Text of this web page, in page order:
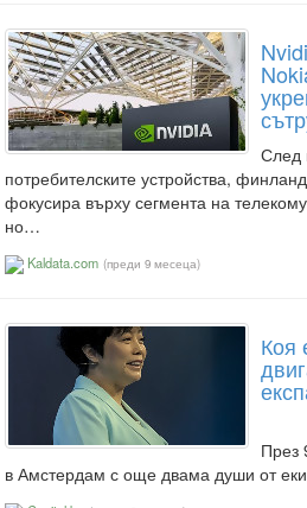
След
потребителските устройства,
фокусира върху сегмента на
но…
Kaldata.com (преди 9 месеца)
Коя
През
в Амстердам с още двама души от